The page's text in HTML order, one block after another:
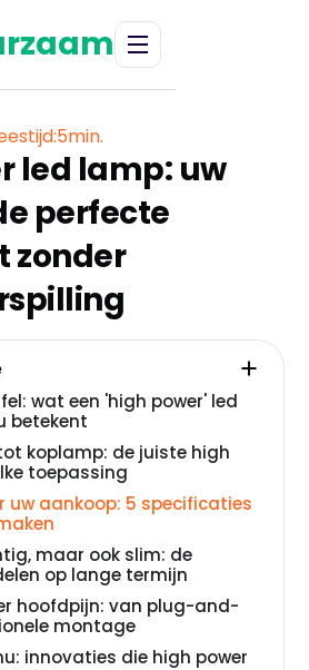
5min.
led lamp: uw
perfecte
zonder
wat een 'high power' led
betekent
koplamp: de juiste high
toepassing
uw aankoop: 5 specificaties
maar ook slim: de
op lange termijn
hoofdpijn: van plug-and-
montage
innovaties die high power